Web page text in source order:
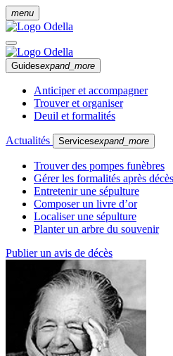
menu
Guidesexpand_more
Anticiper et accompagner
Trouver et organiser
Deuil et formalités
Actualités Servicesexpand_more
Trouver des pompes funèbres
Gérer les formalités après décès
Entretenir une sépulture
Composer un livre d’or
Localiser une sépulture
Planter un arbre du souvenir
Publier un avis de décès